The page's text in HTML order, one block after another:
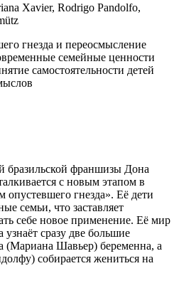
Xavier, Rodrigo Pandolfo,
гнезда и переосмысление
семейные ценности
самостоятельности детей
бразильской франшизы Дона
с новым этапом в
гнезда». Её дети
семьи, что заставляет
себе новое применение. Её мир
узнаёт сразу две большие
(Мариана Шавьер) беременна, а
собирается жениться на